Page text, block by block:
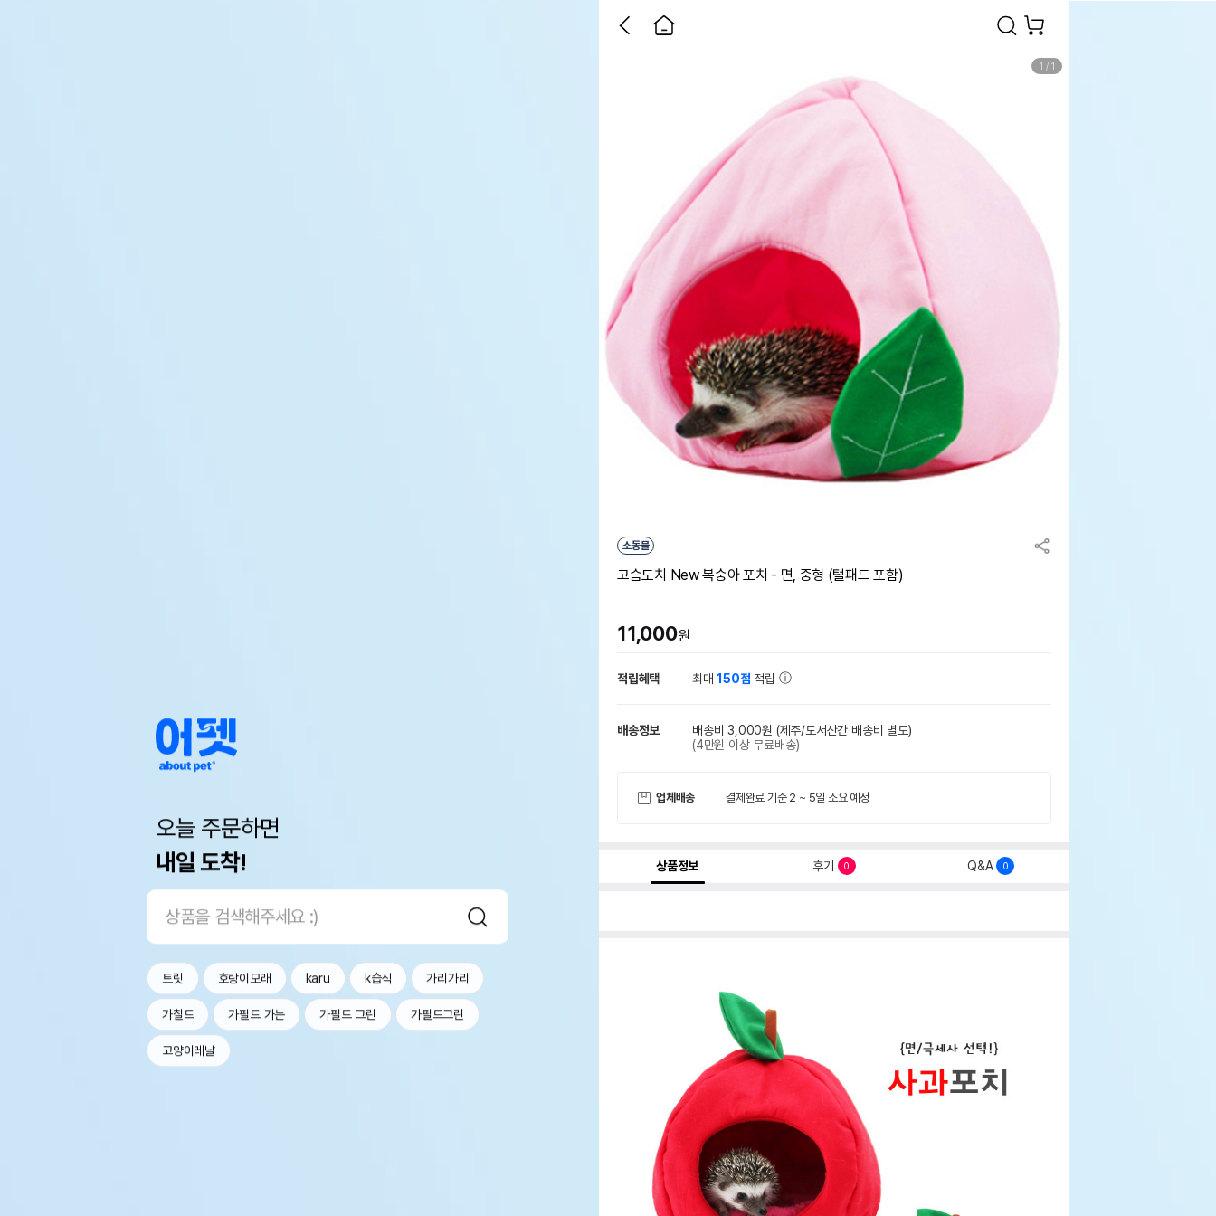
오늘 주문하면
내일 도착!
트릿 호랑이모래 karu k습식 가리가리
가칠드 가필드 가는 가필드 그린 가필드그린
고양이레날
1 / 1
소동물
고슴도치 New 복숭아 포치 - 면, 중형 (털패드 포함)
11,000원
적립혜택 최대150점 적립
배송정보 배송비 3,000원 (제주/도서산간 배송비 별도)
(4만원 이상 무료배송)
업체배송 결제완료 기준 2 ~ 5일 소요 예정
상품정보 후기 0 Q&A 0